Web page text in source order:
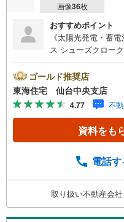
画像36枚
おすすめポイント
《太陽光発電・蓄
ス シューズクローク・WIC付き！ カーポート付き駐車並列
蓄電池・V2H・IOT
まで ）全居室照明
ン付き！断熱効果の
ォメーション ヨー
歩7分セブンイレ
田小学校:徒歩19分
ン事前審査を行え
ゴールド推奨店
東海住宅 仙台中央支店
4.77 不
資料をも
電話す
取り扱い不動産会